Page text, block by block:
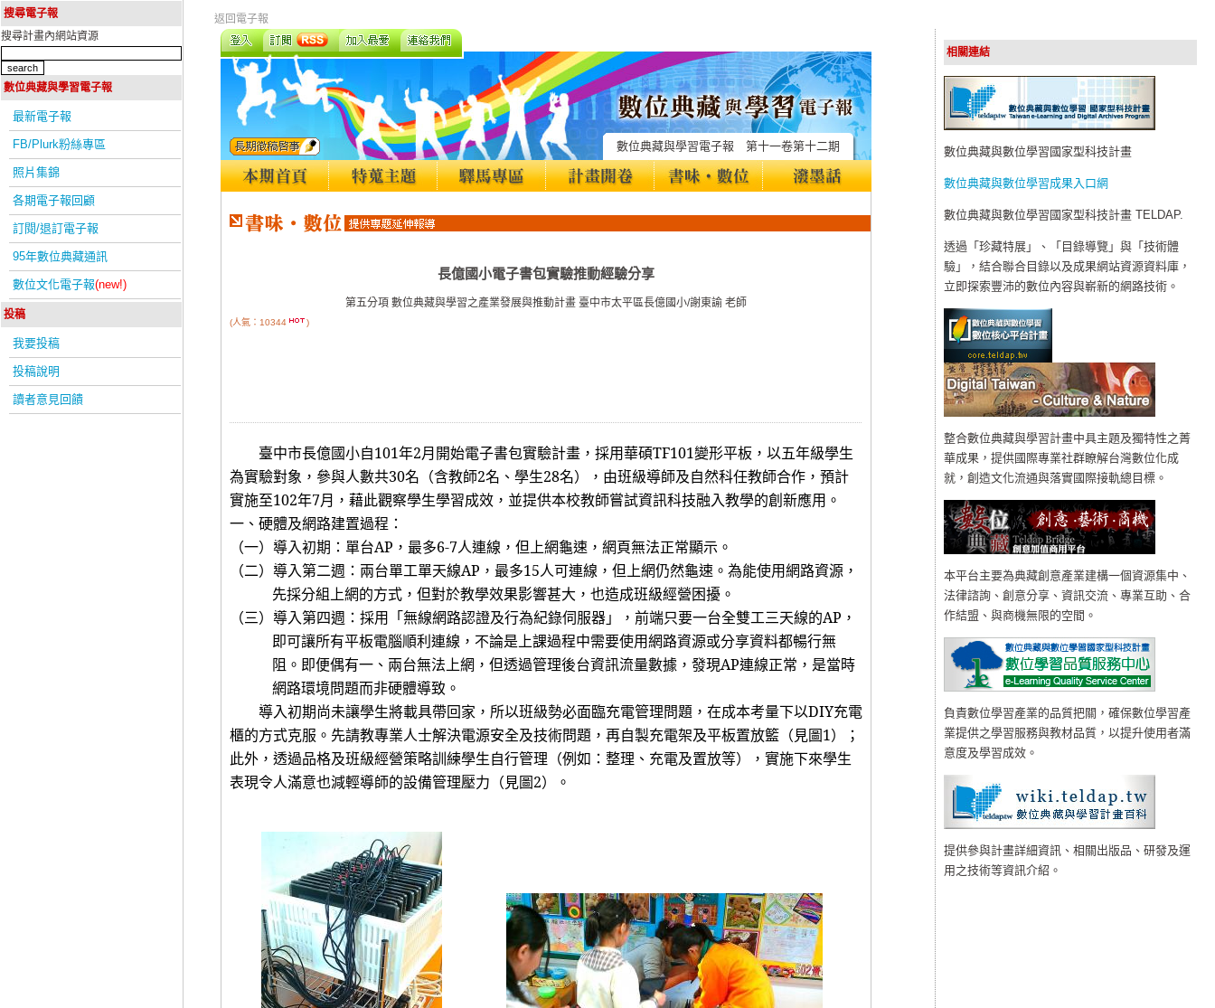
搜尋電子報
搜尋計畫內網站資源
數位典藏與學習電子報
最新電子報
FB/Plurk粉絲專區
照片集錦
各期電子報回顧
訂閱/退訂電子報
95年數位典藏通訊
數位文化電子報(new!)
投稿
我要投稿
投稿說明
讀者意見回饋
返回電子報
相關連結
數位典藏與數位學習國家型科技計畫
數位典藏與數位學習成果入口網
數位典藏與數位學習國家型科技計畫 TELDAP.
透過「珍藏特展」、「目錄導覽」與「技術體
驗」，結合聯合目錄以及成果網站資源資料庫，
立即探索豐沛的數位內容與嶄新的網路技術。
整合數位典藏與學習計畫中具主題及獨特性之菁
華成果，提供國際專業社群瞭解台灣數位化成
就，創造文化流通與落實國際接軌總目標。
本平台主要為典藏創意產業建構一個資源集中、
法律諮詢、創意分享、資訊交流、專業互助、合
作結盟、與商機無限的空間。
負責數位學習產業的品質把關，確保數位學習產
業提供之學習服務與教材品質，以提升使用者滿
意度及學習成效。
提供參與計畫詳細資訊、相關出版品、研發及運
用之技術等資訊介紹。
數位典藏與學習電子報 第十一卷第十二期
長億國小電子書包實驗推動經驗分享
第五分項 數位典藏與學習之產業發展與推動計畫 臺中市太平區長億國小/謝東諭 老師
(人氣：10344 )
臺中市長億國小自101年2月開始電子書包實驗計畫， 採用華碩TF101變形平板， 以五年級學生
為實驗對象， 參與人數共30名（含教師2名、學生28名）， 由班級導師及自然科任教師合作， 預計
實施至102年7月， 藉此觀察學生學習成效，並提供本校教師嘗試資訊科技融入教學的創新應用。
一、硬體及網路建置過程：
（一）導入初期：單台AP ，最多6-7人連線，但上網龜速，網頁無法正常顯示。
（二）導入第二週：兩台單工單天線AP ，最多15人可連線，但上網仍然龜速。為能使用網路資源，
先採分組上網的方式，但對於教學效果影響甚大，也造成班級經營困擾。
（三）導入第四週：採用「無線網路認證及行為紀錄伺服器」，前端只要一台全雙工三天線的AP ，
即可讓所有平板電腦順利連線，不論是上課過程中需要使用網路資源或分享資料都暢行無
阻。即便偶有一、兩台無法上網，但透過管理後台資訊流量數據，發現AP連線正常，是當時
網路環境問題而非硬體導致。
導入初期尚未讓學生將載具帶回家，所以班級勢必面臨充電管理問題，在成本考量下以DIY充電
櫃的方式克服。先請教專業人士解決電源安全及技術問題，再自製充電架及平板置放籃（見圖1）；
此外，透過品格及班級經營策略訓練學生自行管理（例如：整理、充電及置放等），實施下來學生
表現令人滿意也減輕導師的設備管理壓力（見圖2）。